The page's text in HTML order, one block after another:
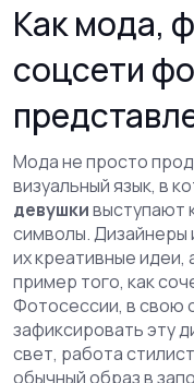
Как мода,
соцсети
Мода не просто
визуальный язык, в
девушкивыступают
символы. Дизайнеры
их креативные
пример того, как
Фотосессии, в свою
зафиксировать эту
свет, работа
обычный образ в